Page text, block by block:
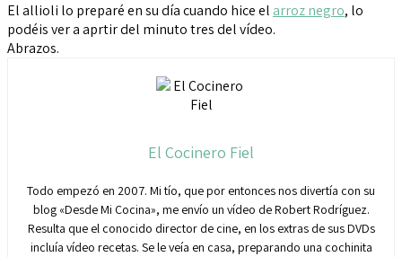
El allioli lo preparé en su día cuando hice el arroz negro, lo
podéis ver a aprtir del minuto tres del vídeo.
Abrazos.
El Cocinero Fiel
Todo empezó en 2007. Mi tío, que por entonces nos divertía con su
blog «Desde Mi Cocina», me envío un vídeo de Robert Rodríguez.
Resulta que el conocido director de cine, en los extras de sus DVDs
incluía vídeo recetas. Se le veía en casa, preparando una cochinita